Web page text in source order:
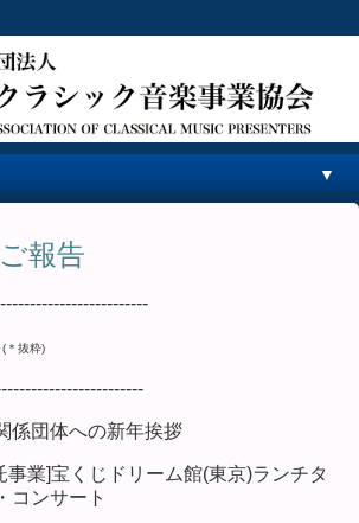
▼
報告
抜粋)
団体への新年挨拶
業]宝くじドリーム館(東京)ランチタ
コンサート